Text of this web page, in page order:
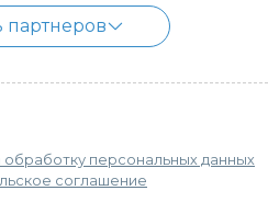
партнеров
обработку персональных данных
соглашение